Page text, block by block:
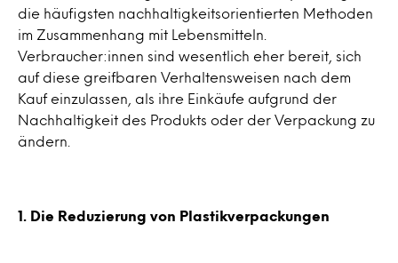
die häufigsten nachhaltigkeitsorientierten Methoden
im Zusammenhang mit Lebensmitteln.
Verbraucher:innen sind wesentlich eher bereit, sich
auf diese greifbaren Verhaltensweisen nach dem
Kauf einzulassen, als ihre Einkäufe aufgrund der
Nachhaltigkeit des Produkts oder der Verpackung zu
ändern.
1. Die Reduzierung von Plastikverpackungen